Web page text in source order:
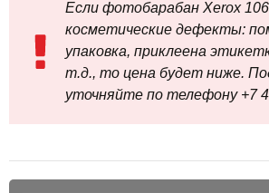
Если фотобарабан Xerox
косметические дефекты:
упаковка, приклеена
т.д., то цена будет ниже.
уточняйте по телефону +7